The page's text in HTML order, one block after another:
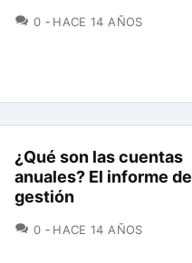
0 COMENTARIOS
HACE 14 AÑOS
¿Qué son las cuentas
anuales? El informe de
gestión
0 COMENTARIOS
HACE 14 AÑOS